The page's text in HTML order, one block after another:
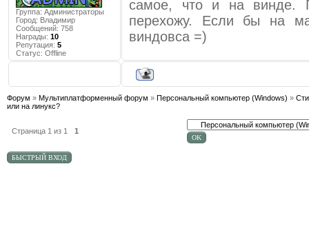
Группа: Администраторы
Город: Владимир
Сообщений: 758
Награды: 10
Репутация: 5
Статус: Offline
самое, что и на винде.
перехожу. Если бы на
виндовса =)
Форум » Мультиплатформенный форум » Персональный компьютер (Windows) »
или на линукс?
Страница 1 из 1 1